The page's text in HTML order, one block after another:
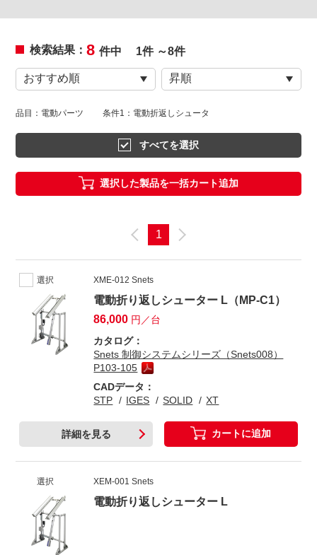
検索結果：8件中 1件 ～8件
品目：電動パーツ 条件1：電動折返しシュータ
すべてを選択
選択した製品を一括カート追加
1
選択 XME-012 Snets
電動折り返しシューター L（MP-C1）
86,000 円／台
カタログ：
Snets 制御システムシリーズ（Snets008）
P103-105
CADデータ：
STP
IGES SOLID XT
詳細を見る カートに追加
選択 XEM-001 Snets
電動折り返しシューター L